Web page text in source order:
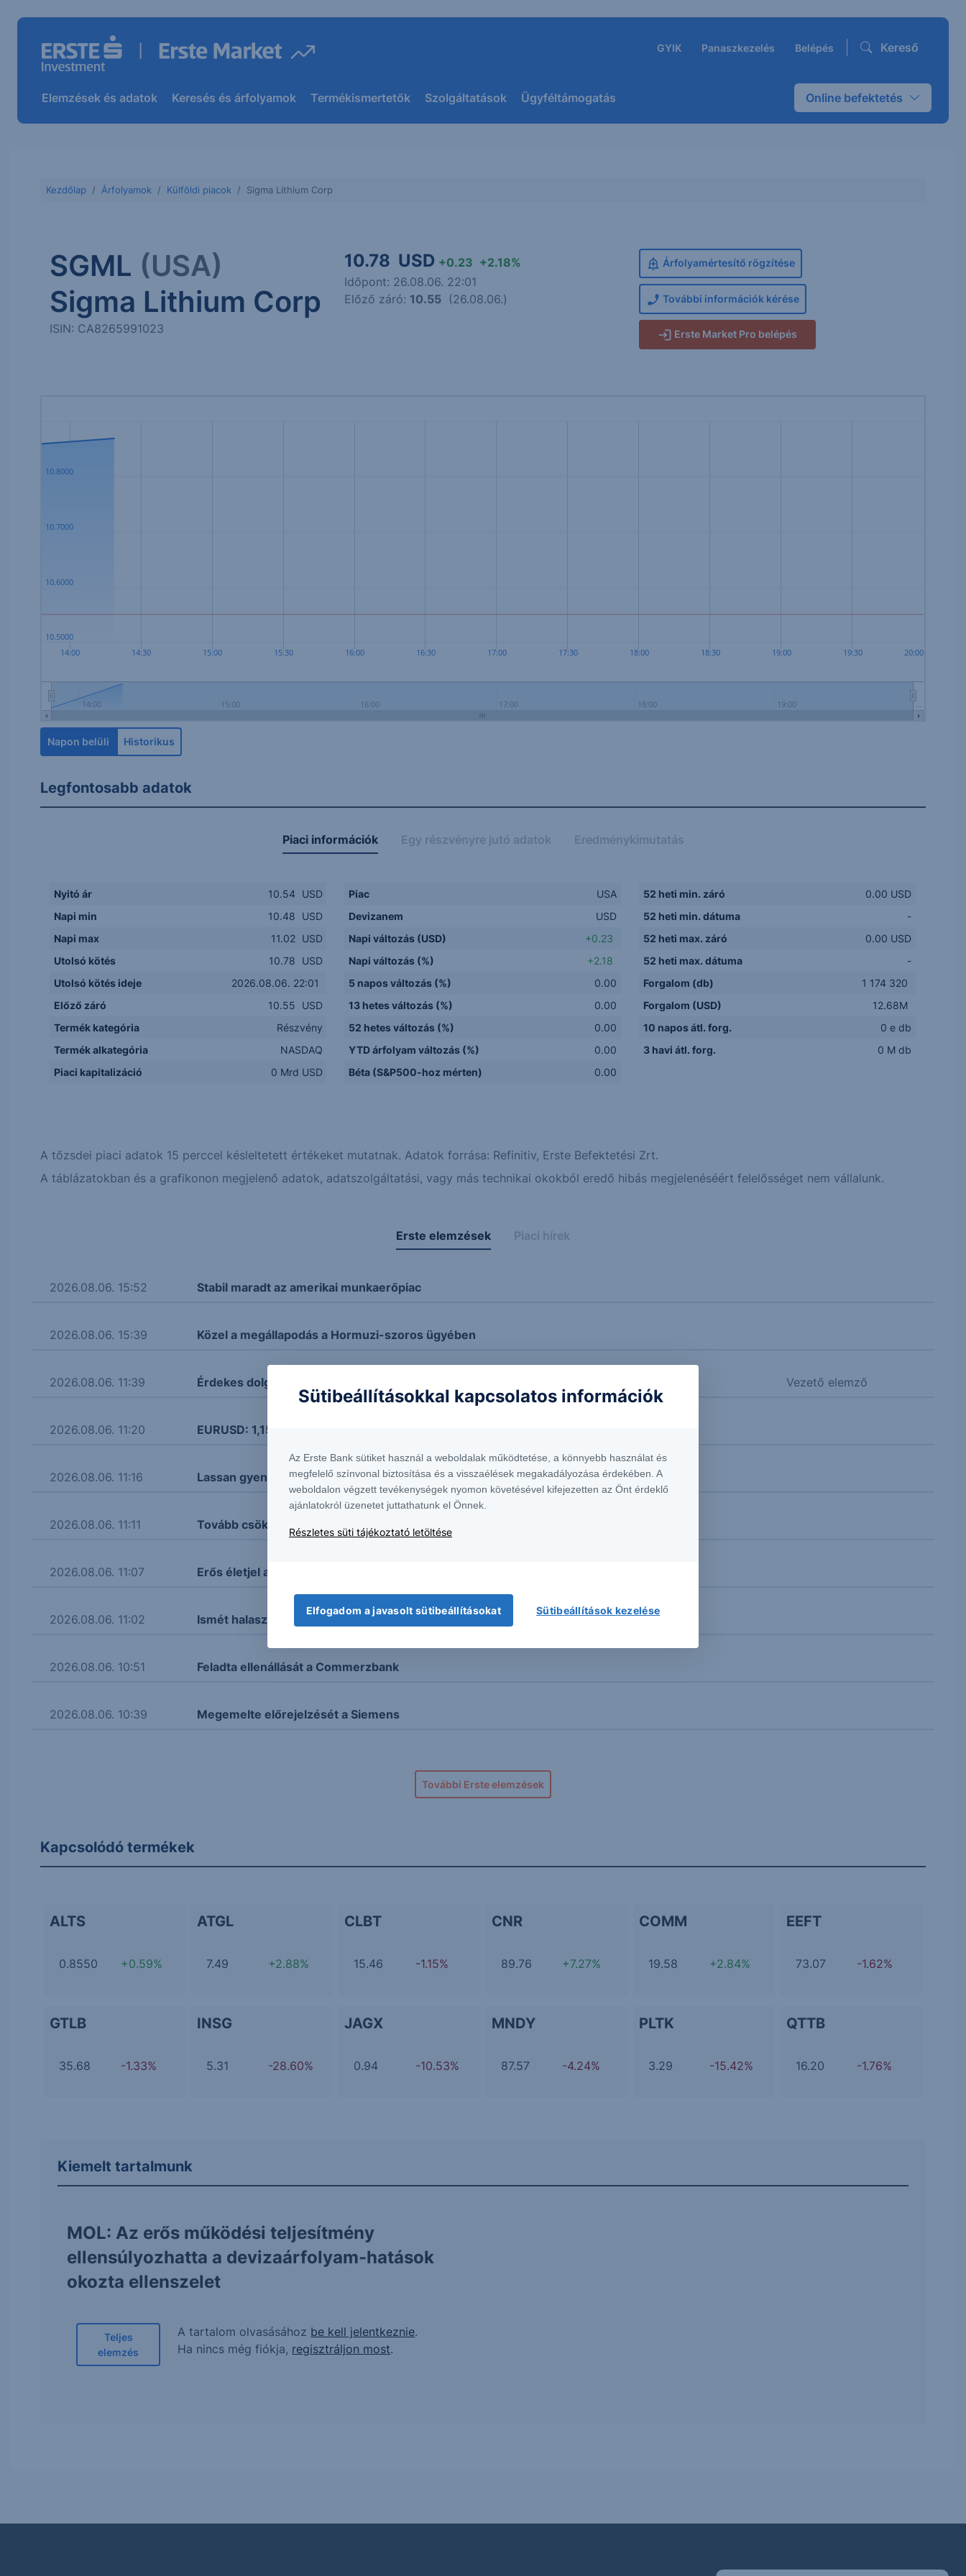
GYIK Panaszkezelés Belépés Kereső
Elemzések és adatok Keresés és árfolyamok Termékismertetők Szolgáltatások Ügyféltámogatás Online befektetés
Kezdőlap Árfolyamok Külföldi piacok Sigma Lithium Corp
SGML (USA)
Sigma Lithium Corp
ISIN: CA8265991023
10.78 USD +0.23 +2.18%
Időpont: 26.08.06. 22:01
Előző záró: 10.55 (26.08.06.)
Árfolyamértesítő rögzítése
További információk kérése
Erste Market Pro belépés
14:00 14:30 15:00 15:30 16:00 16:30 17:00 17:30 18:00 18:30 19:00 19:30 20:00
14:00 15:00 16:00 17:00 18:00 19:00 …
10.5000
10.6000
10.7000
10.8000
Napon belüli Historikus
Legfontosabb adatok
Piaci információk Egy részvényre jutó adatok Eredménykimutatás
Nyitó ár 10.54
USD
Napi min
10.48
USD
Napi max
11.02
USD
Utolsó kötés
10.78
USD
Utolsó kötés ideje
2026.08.06. 22:01
Előző záró
10.55
USD
Termék kategória
Részvény
Termék alkategória
NASDAQ
Piaci kapitalizáció
0 Mrd USD
Piac
USA
Devizanem
USD
Napi változás (USD)
+0.23
Napi változás (%)
+2.18
5 napos változás (%)
0.00
13 hetes változás (%)
0.00
52 hetes változás (%)
0.00
YTD árfolyam változás (%)
0.00
Béta (S&P500-hoz mérten)
0.00
52 heti min. záró
0.00 USD
52 heti min. dátuma
-
52 heti max. záró
0.00 USD
52 heti max. dátuma
-
Forgalom (db)
1 174 320
Forgalom (USD)
12.68M
10 napos átl. forg.
0 e db
3 havi átl. forg.
0 M db
A tőzsdei piaci adatok 15 perccel késleltetett értékeket mutatnak. Adatok forrása: Refinitiv, Erste Befektetési Zrt.
A táblázatokban és a grafikonon megjelenő adatok, adatszolgáltatási, vagy más technikai okokból eredő hibás megjelenéséért felelősséget nem vállalunk.
Erste elemzések Piaci hírek
2026.08.06. 15:52 Stabil maradt az amerikai munkaerőpiac
2026.08.06. 15:39 Közel a megállapodás a Hormuzi-szoros ügyében
2026.08.06. 11:39 Érdekes dolgokat mondott az OTP! Vezető elemző
2026.08.06. 11:20 EURUSD: 1,155 körül a kurzus
2026.08.06. 11:16 Lassan gyengül a forint
2026.08.06. 11:11 Tovább csökken a kőolaj ára
2026.08.06. 11:07 Erős életjel az aranynál
2026.08.06. 11:02 Ismét halasztják a Bayer perét
2026.08.06. 10:51 Feladta ellenállását a Commerzbank
2026.08.06. 10:39 Megemelte előrejelzését a Siemens
További Erste elemzések
Kapcsolódó termékek
ALTS
0.8550 +0.59%
ATGL
7.49 +2.88%
CLBT
15.46 -1.15%
CNR
89.76 +7.27%
COMM
19.58 +2.84%
EEFT
73.07 -1.62%
GTLB
35.68 -1.33%
INSG
5.31 -28.60%
JAGX
0.94 -10.53%
MNDY
87.57 -4.24%
PLTK
3.29 -15.42%
QTTB
16.20 -1.76%
Kiemelt tartalmunk
MOL: Az erős működési teljesítmény
ellensúlyozhatta a devizaárfolyam-hatások
okozta ellenszelet
Teljes
elemzés
A tartalom olvasásához be kell jelentkeznie.
Ha nincs még fiókja, regisztráljon most.
Sütibeállításokkal kapcsolatos információk
Az Erste Bank sütiket használ a weboldalak működtetése, a könnyebb használat és
megfelelő színvonal biztosítása és a visszaélések megakadályozása érdekében. A
weboldalon végzett tevékenységek nyomon követésével kifejezetten az Önt érdeklő
ajánlatokról üzenetet juttathatunk el Önnek.
Részletes süti tájékoztató letöltése
Elfogadom a javasolt sütibeállításokat Sütibeállítások kezelése